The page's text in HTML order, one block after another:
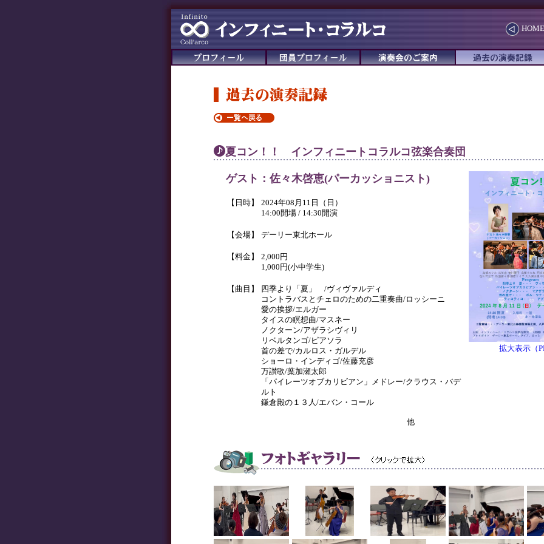
夏コン！！ インフィニートコラルコ弦楽合奏団
ゲスト：佐々木啓恵(パーカッショニスト)
【日時】
2024年08月11日（日）
14:00開場 / 14:30開演
【会場】 デーリー東北ホール
【料金】
2,000円
1,000円(小中学生)
【曲目】
四季より「夏」 /ヴィヴァルディ
コントラバスとチェロのための二重奏曲/ロッシーニ
愛の挨拶/エルガー
タイスの瞑想曲/マスネー
ノクターン/アザラシヴィリ
リベルタンゴ/ピアソラ
首の差で/カルロス・ガルデル
ショーロ・インディゴ/佐藤充彦
万讃歌/葉加瀬太郎
「パイレーツオブカリビアン」メドレー/クラウス・バデ
ルト
鎌倉殿の１３人/エバン・コール
他
拡大表示（